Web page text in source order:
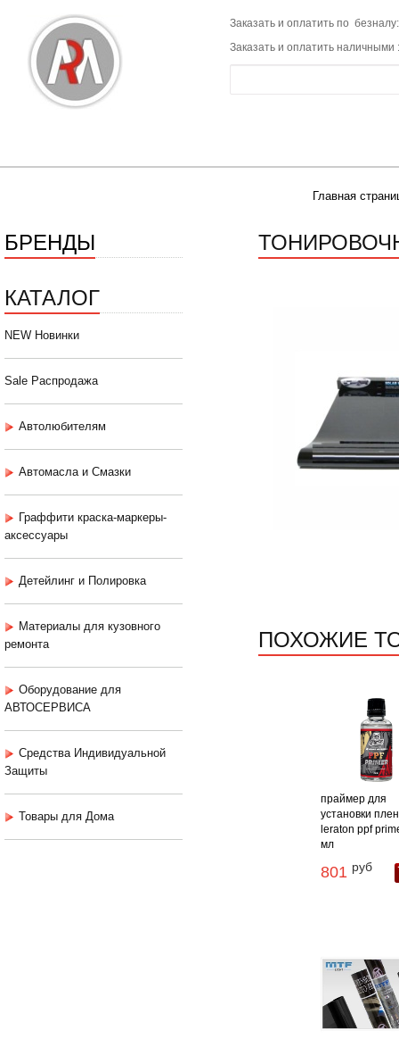
Заказать и оплатить по
Заказать и оплатить наличными
Главная
БРЕНДЫ
КАТАЛОГ
NEW Новинки
Sale Распродажа
Автолюбителям
Автомасла и Смазки
Граффити краска-маркеры-
аксессуары
Детейлинг и Полировка
Материалы для кузовного
ремонта
Оборудование для
АВТОСЕРВИСА
Средства Индивидуальной
Защиты
Товары для Дома
ПОХОЖИЕ
праймер для
установки
leraton ppf
мл
801 руб